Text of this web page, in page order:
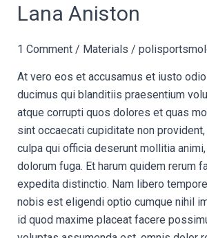
Lana Aniston
1 Comment / Materials /
At vero eos et accusamus et iusto
ducimus qui blanditiis praesentium
atque corrupti quos dolores et quas
sint occaecati cupiditate non
culpa qui officia deserunt mollitia
dolorum fuga. Et harum quidem rerum
expedita distinctio. Nam libero
nobis est eligendi optio cumque nihil
id quod maxime placeat facere
Lana